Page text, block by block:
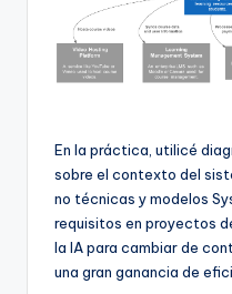
En la práctica, utilicé
sobre el contexto del
no técnicas y modelos
requisitos en proyectos
la IA para cambiar de
una gran ganancia de